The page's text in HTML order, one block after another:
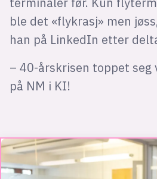
ble det «flykrasj» men
han på LinkedIn etter
– 40-årskrisen toppet seg
på NM i KI!